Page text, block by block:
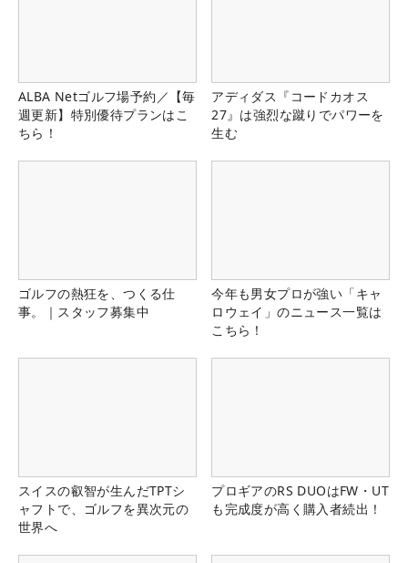
ALBA Netゴルフ場予約／【毎
週更新】特別優待プランはこ
ちら！
アディダス『コードカオス
27』は強烈な蹴りでパワーを
生む
ゴルフの熱狂を、つくる仕
事。｜スタッフ募集中
今年も男女プロが強い「キャ
ロウェイ」のニュース一覧は
こちら！
スイスの叡智が生んだTPTシ
ャフトで、ゴルフを異次元の
世界へ
プロギアのRS DUOはFW・UT
も完成度が高く購入者続出！